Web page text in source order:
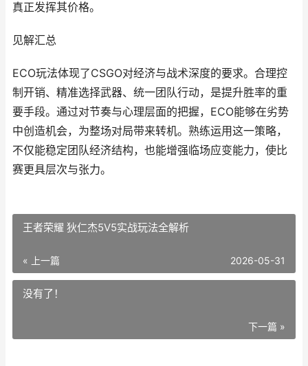
真正发挥其价格。
见解汇总
ECO玩法体现了CSGO对经济与战术深度的要求。合理控
制开销、精准选择武器、统一团队行动，是提升胜率的重
要手段。通过对节奏与心理层面的把握，ECO能够在劣势
中创造机会，为整场对局带来转机。熟练运用这一策略，
不仅能稳定团队经济结构，也能增强临场应变能力，使比
赛更具层次与张力。
王者荣耀 狄仁杰5V5实战玩法全解析
« 上一篇 2026-05-31
没有了！
下一篇 »